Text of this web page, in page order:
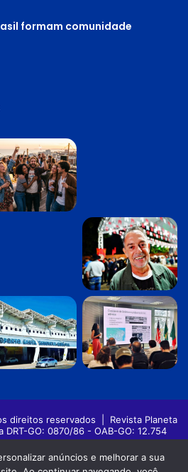
formam comunidade
direitos reservados | Revista Planeta
DRT-GO: 0870/86 - OAB-GO: 12.754
anúncios e melhorar a sua